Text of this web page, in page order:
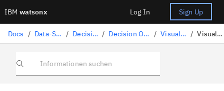
IBM watsonx Log In Sign Up
Docs / Data-Science-Lösungen / Decision Optimization / Decision Optimization-Experimente / Visualisierungsansicht / Visualisierungswidgets
Informationen suchen